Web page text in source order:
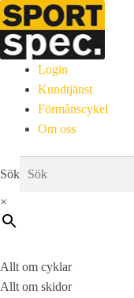
Login
Kundtjänst
Förmånscykel
Om oss
Sök
×
Allt om cyklar
Allt om skidor